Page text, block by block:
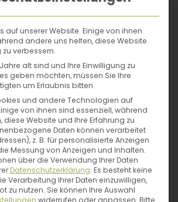
So entsteht ein bunter
Menschen,
dem frischesten
dich von den Autorinnen in
Welt der Permakultur auf die
du Bec Hellouin"
Gemüsestätten auf
oder in dieenglische
, die sich durch
Lebensmitteln komplett
entführen. Lass dich wie sie
Vorbildern inspirieren.
Projekte wie diese setzen
in Richtung
und einigen Jahren hinter
war für Juliane Ranck klar:
der Garten. Und da die
neue Heldinnen braucht,
seitdem gekonnt durch den
Arbeit und dem Projekt
auf unserer Website. Einige von ihnen
andere uns helfen, diese Website
zu verbessern.
alt sind und Ihre Einwilligung zu
geben möchten, müssen Sie Ihre
um Erlaubnis bitten.
und andere Technologien auf
von ihnen sind essenziell, während
diese Website und Ihre Erfahrung zu
Daten können verarbeitet
z. B. für personalisierte Anzeigen
Messung von Anzeigen und Inhalten.
über die Verwendung Ihrer Daten
Datenschutzerklärung. Es besteht keine
Verarbeitung Ihrer Daten einzuwilligen,
zu nutzen. Sie können Ihre Auswahl
widerrufen oder anpassen. Bitte